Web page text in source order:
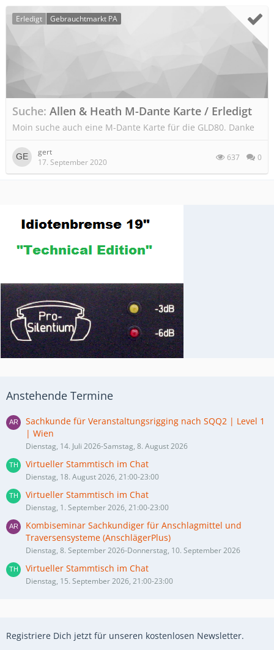
Erledigt Gebrauchtmarkt PA
Suche Allen & Heath M-Dante Karte / Erledigt
Moin suche auch eine M-Dante Karte für die GLD80. Danke
gert
17. September 2020
637 0
Anstehende Termine
Sachkunde für Veranstaltungsrigging nach SQQ2 | Level 1
| Wien
Dienstag, 14. Juli 2026-Samstag, 8. August 2026
Virtueller Stammtisch im Chat
Dienstag, 18. August 2026, 21:00-23:00
Virtueller Stammtisch im Chat
Dienstag, 1. September 2026, 21:00-23:00
Kombiseminar Sachkundiger für Anschlagmittel und
Traversensysteme (AnschlägerPlus)
Dienstag, 8. September 2026-Donnerstag, 10. September 2026
Virtueller Stammtisch im Chat
Dienstag, 15. September 2026, 21:00-23:00
Registriere Dich jetzt für unseren kostenlosen Newsletter.